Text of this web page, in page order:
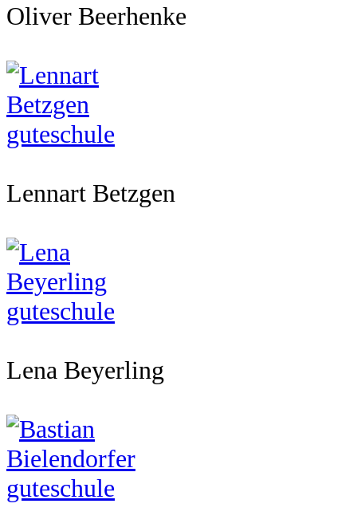
Oliver Beerhenke
Lennart Betzgen
Lena Beyerling